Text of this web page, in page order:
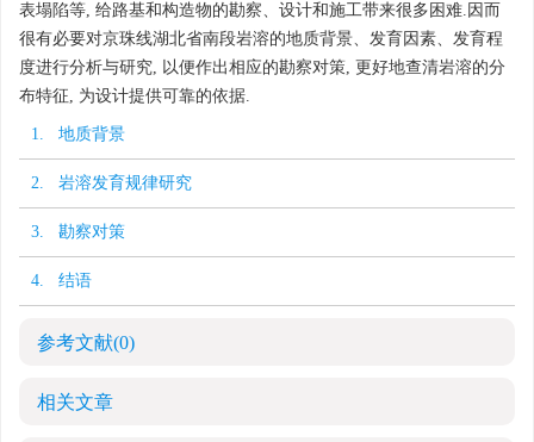
表塌陷等, 给路基和构造物的勘察、设计和施工带来很多困难.因而
很有必要对京珠线湖北省南段岩溶的地质背景、发育因素、发育程
度进行分析与研究, 以便作出相应的勘察对策, 更好地查清岩溶的分
布特征, 为设计提供可靠的依据.
1. 地质背景
2. 岩溶发育规律研究
3. 勘察对策
4. 结语
参考文献(0)
相关文章